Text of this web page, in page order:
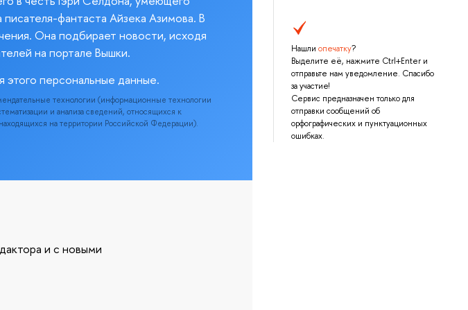
Нашли опечатку?
Выделите её, нажмите Ctrl+Enter и
отправьте нам уведомление. Спасибо
за участие!
Сервис предназначен только для
отправки сообщений об
орфографических и пунктуационных
ошибках.
фантаста Айзека Азимова. В
Она подбирает новости, исходя
на портале Вышки.
персональные данные.
технологии (информационные технологии
и анализа сведений, относящихся к
на территории Российской Федерации).
и с новыми